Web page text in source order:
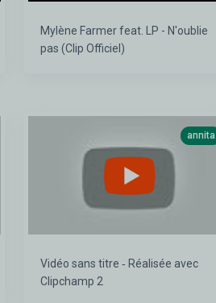
Mylène Farmer feat. LP - N'oublie
pas (Clip Officiel)
annita
Vidéo sans titre ‐ Réalisée avec
Clipchamp 2